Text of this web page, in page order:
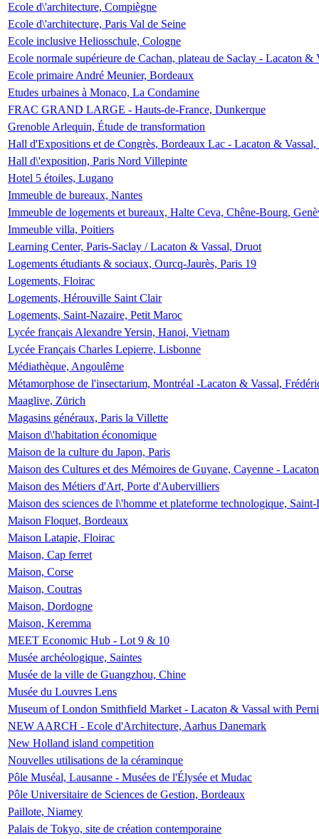
Ecole d\'architecture, Compiègne
Ecole d\'architecture, Paris Val de Seine
Ecole inclusive Heliosschule, Cologne
Ecole normale supérieure de Cachan, plateau de Saclay - Lacaton &
Ecole primaire André Meunier, Bordeaux
Etudes urbaines à Monaco, La Condamine
FRAC GRAND LARGE - Hauts-de-France, Dunkerque
Grenoble Arlequin, Étude de transformation
Hall d'Expositions et de Congrès, Bordeaux Lac - Lacaton &
Hall d\'exposition, Paris Nord Villepinte
Hotel 5 étoiles, Lugano
Immeuble de bureaux, Nantes
Immeuble de logements et bureaux, Halte Ceva, Chêne-Bourg,
Immeuble villa, Poitiers
Learning Center, Paris-Saclay / Lacaton & Vassal, Druot
Logements étudiants & sociaux, Ourcq-Jaurès, Paris 19
Logements, Floirac
Logements, Hérouville Saint Clair
Logements, Saint-Nazaire, Petit Maroc
Lycée français Alexandre Yersin, Hanoi, Vietnam
Lycée Français Charles Lepierre, Lisbonne
Médiathèque, Angoulême
Métamorphose de l'insectarium, Montréal -Lacaton & Vassal,
Maaglive, Zürich
Magasins généraux, Paris la Villette
Maison d\'habitation économique
Maison de la culture du Japon, Paris
Maison des Cultures et des Mémoires de Guyane, Cayenne -
Maison des Métiers d'Art, Porte d'Aubervilliers
Maison des sciences de l\'homme et plateforme technologique,
Maison Floquet, Bordeaux
Maison Latapie, Floirac
Maison, Cap ferret
Maison, Corse
Maison, Coutras
Maison, Dordogne
Maison, Keremma
MEET Economic Hub - Lot 9 & 10
Musée archéologique, Saintes
Musée de la ville de Guangzhou, Chine
Musée du Louvres Lens
Museum of London Smithfield Market - Lacaton & Vassal with
NEW AARCH - Ecole d'Architecture, Aarhus Danemark
New Holland island competition
Nouvelles utilisations de la céraminque
Pôle Muséal, Lausanne - Musées de l'Élysée et Mudac
Pôle Universitaire de Sciences de Gestion, Bordeaux
Paillote, Niamey
Palais de Tokyo, site de création contemporaine